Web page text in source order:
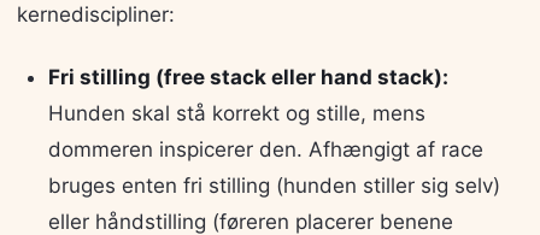
kernediscipliner:
Fri stilling (free stack eller hand stack):
Hunden skal stå korrekt og stille, mens
dommeren inspicerer den. Afhængigt af race
bruges enten fri stilling (hunden stiller sig selv)
eller håndstilling (føreren placerer benene